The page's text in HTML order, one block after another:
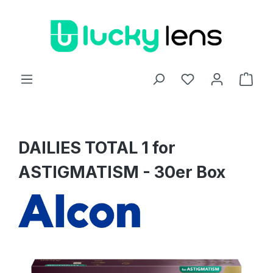
DAILIES TOTAL 1 for
ASTIGMATISM - 30er Box
Bildergalerie überspringen